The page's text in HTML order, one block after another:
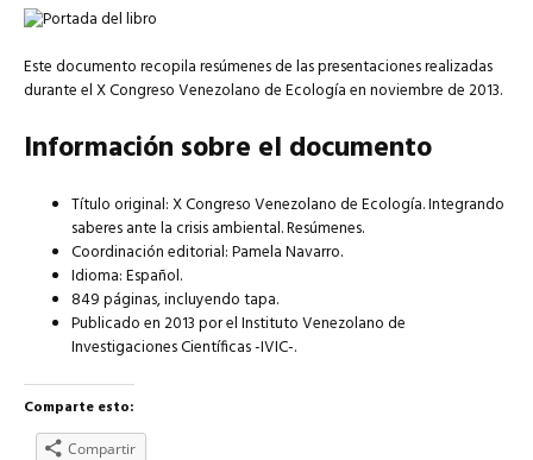
Este documento recopila resúmenes de las presentaciones realizadas
durante el X Congreso Venezolano de Ecología en noviembre de 2013.
Información sobre el documento
Título original: X Congreso Venezolano de Ecología. Integrando
saberes ante la crisis ambiental. Resúmenes.
Coordinación editorial: Pamela Navarro.
Idioma: Español.
849 páginas, incluyendo tapa.
Publicado en 2013 por el Instituto Venezolano de
Investigaciones Científicas -IVIC-.
Comparte esto:
Compartir